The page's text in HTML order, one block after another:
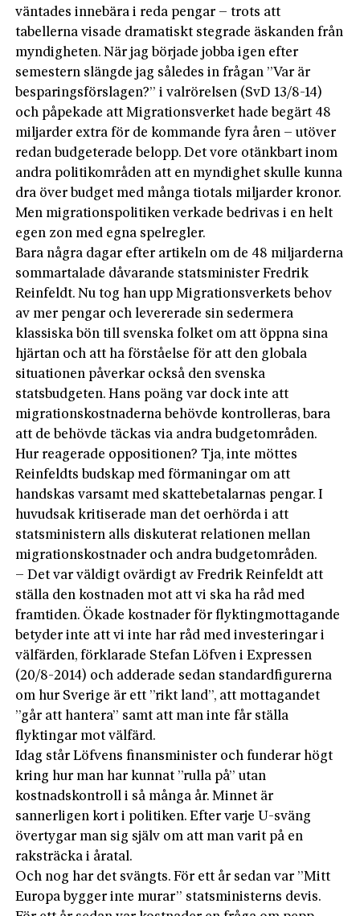
väntades innebära i reda pengar – trots att
tabellerna visade dramatiskt stegrade äskanden från
myndigheten. När jag började jobba igen efter
semestern slängde jag således in frågan ”Var är
besparingsförslagen?” i valrörelsen (SvD 13/8-14)
och påpekade att Migrationsverket hade begärt 48
miljarder extra för de kommande fyra åren – utöver
redan budgeterade belopp. Det vore otänkbart inom
andra politikområden att en myndighet skulle kunna
dra över budget med många tiotals miljarder kronor.
Men migrationspolitiken verkade bedrivas i en helt
egen zon med egna spelregler.
Bara några dagar efter artikeln om de 48 miljarderna
sommartalade dåvarande statsminister Fredrik
Reinfeldt. Nu tog han upp Migrationsverkets behov
av mer pengar och levererade sin sedermera
klassiska bön till svenska folket om att öppna sina
hjärtan och att ha förståelse för att den globala
situationen påverkar också den svenska
statsbudgeten. Hans poäng var dock inte att
migrationskostnaderna behövde kontrolleras, bara
att de behövde täckas via andra budgetområden.
Hur reagerade oppositionen? Tja, inte möttes
Reinfeldts budskap med förmaningar om att
handskas varsamt med skattebetalarnas pengar. I
huvudsak kritiserade man det oerhörda i att
statsministern alls diskuterat relationen mellan
migrationskostnader och andra budgetområden.
– Det var väldigt ovärdigt av Fredrik Reinfeldt att
ställa den kostnaden mot att vi ska ha råd med
framtiden. Ökade kostnader för flyktingmottagande
betyder inte att vi inte har råd med investeringar i
välfärden, förklarade Stefan Löfven i Expressen
(20/8-2014) och adderade sedan standardfigurerna
om hur Sverige är ett ”rikt land”, att mottagandet
”går att hantera” samt att man inte får ställa
flyktingar mot välfärd.
Idag står Löfvens finansminister och funderar högt
kring hur man har kunnat ”rulla på” utan
kostnadskontroll i så många år. Minnet är
sannerligen kort i politiken. Efter varje U-sväng
övertygar man sig själv om att man varit på en
raksträcka i åratal.
Och nog har det svängts. För ett år sedan var ”Mitt
Europa bygger inte murar” statsministerns devis.